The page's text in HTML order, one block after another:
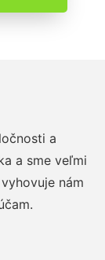
a
a sme veľmi
nám